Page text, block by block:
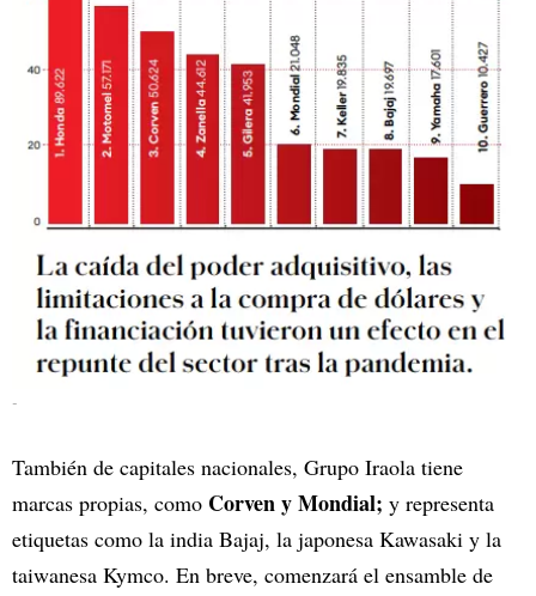
-
También de capitales nacionales, Grupo Iraola tiene
marcas propias, como Corven y Mondial; y representa
etiquetas como la india Bajaj, la japonesa Kawasaki y la
taiwanesa Kymco. En breve, comenzará el ensamble de